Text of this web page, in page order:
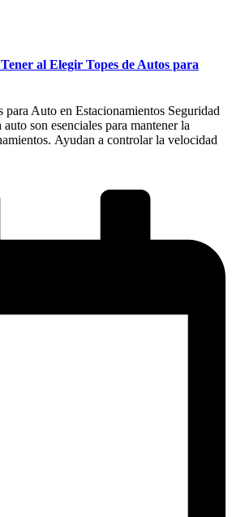
al Elegir Topes de Autos para
para Auto en Estacionamientos Seguridad
son esenciales para mantener la
Ayudan a controlar la velocidad